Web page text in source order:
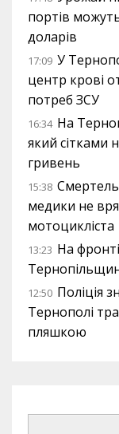
портів
доларів
17:09 У
центр крові
потреб ЗСУ
16:34 На
який сітками
гривень
15:38
медики не
мотоцикліста
13:23 На
12:50 Поліція
Тернополі
пляшкою